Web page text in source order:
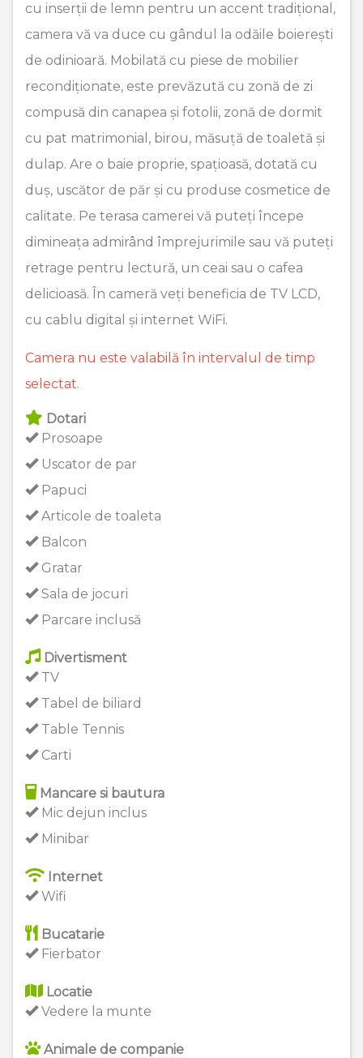
cu inserții de lemn pentru un accent tradițional,
camera vă va duce cu gândul la odăile boierești
de odinioară. Mobilată cu piese de mobilier
recondiționate, este prevăzută cu zonă de zi
compusă din canapea și fotolii, zonă de dormit
cu pat matrimonial, birou, măsuță de toaletă și
dulap. Are o baie proprie, spațioasă, dotată cu
duș, uscător de păr și cu produse cosmetice de
calitate. Pe terasa camerei vă puteți începe
dimineața admirând împrejurimile sau vă puteți
retrage pentru lectură, un ceai sau o cafea
delicioasă. În cameră veți beneficia de TV LCD,
cu cablu digital și internet WiFi.
Camera nu este valabilă în intervalul de timp
selectat.
Dotari
Prosoape
Uscator de par
Papuci
Articole de toaleta
Balcon
Gratar
Sala de jocuri
Parcare inclusă
Divertisment
TV
Tabel de biliard
Table Tennis
Carti
Mancare si bautura
Mic dejun inclus
Minibar
Internet
Wifi
Bucatarie
Fierbator
Locatie
Vedere la munte
Animale de companie